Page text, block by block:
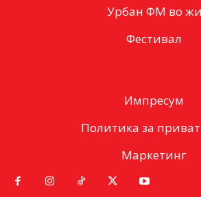
Урбан ФМ во
Фестивал
Импресум
Политика за
Маркетинг